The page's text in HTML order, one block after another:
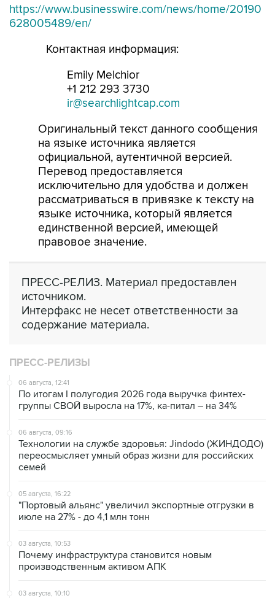
https://www.businesswire.com/news/home/20190
628005489/en/
Контактная информация:
Emily Melchior
+1 212 293 3730
ir@searchlightcap.com
Оригинальный текст данного сообщения
на языке источника является
официальной, аутентичной версией.
Перевод предоставляется
исключительно для удобства и должен
рассматриваться в привязке к тексту на
языке источника, который является
единственной версией, имеющей
правовое значение.
ПРЕСС-РЕЛИЗ. Материал предоставлен
источником.
Интерфакс не несет ответственности за
содержание материала.
ПРЕСС-РЕЛИЗЫ
06 августа, 12:41
По итогам I полугодия 2026 года выручка финтех-
группы СВОЙ выросла на 17%, ка-питал – на 34%
06 августа, 09:16
Технологии на службе здоровья: Jindodo (ЖИНДОДО)
переосмысляет умный образ жизни для российских
семей
05 августа, 16:22
"Портовый альянс" увеличил экспортные отгрузки в
июле на 27% - до 4,1 млн тонн
03 августа, 10:53
Почему инфраструктура становится новым
производственным активом АПК
03 августа, 10:10